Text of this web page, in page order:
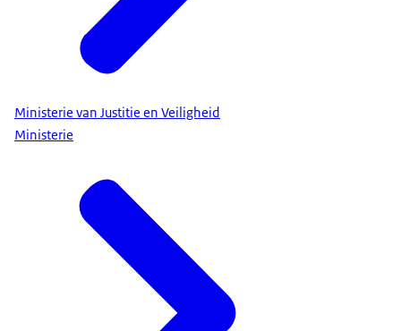
Ministerie van Justitie en Veiligheid
Ministerie